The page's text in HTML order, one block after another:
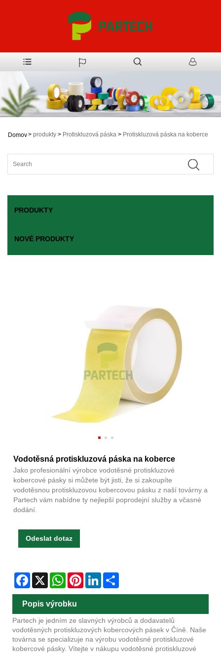
Domov> produkty > Protiskluzová páska > Protiskluzová páska na koberce
PRODUKTY
NOVÉ PRODUKTY
Vodotěsná protiskluzová páska na koberce
Jako profesionální výrobce vodotěsné protiskluzové
kobercové pásky si můžete být jisti, že si zakoupíte
vodotěsnou protiskluzovou kobercovou pásku z naší továrny a
Partech vám nabídne ty nejlepší poprodejní služby a včasné
dodání.
Odeslat dotaz
Facebook
X WhatsAppPinterestLinkedIn
Popis výrobku
Partech je jedním ze slavných výrobců a dodavatelů
vodotěsných protiskluzových kobercových pásek v Číně. Naše
továrna se specializuje na výrobu vodotěsné protiskluzové
kobercové pásky. Vítejte v nákupu vodotěsné protiskluzové